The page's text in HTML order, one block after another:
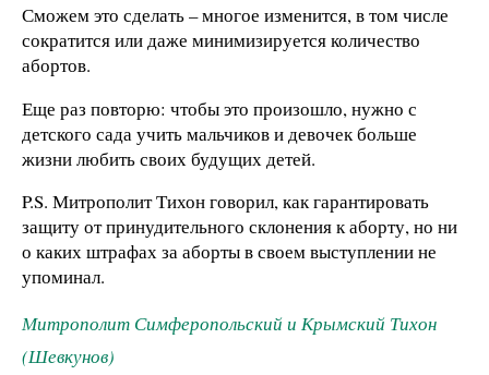
Сможем это сделать – многое изменится, в том числе
сократится или даже минимизируется количество
абортов.
Еще раз повторю: чтобы это произошло, нужно с
детского сада учить мальчиков и девочек больше
жизни любить своих будущих детей.
P.S. Митрополит Тихон говорил, как гарантировать
защиту от принудительного склонения к аборту, но ни
о каких штрафах за аборты в своем выступлении не
упоминал.
Митрополит Симферопольский и Крымский Тихон
(Шевкунов)